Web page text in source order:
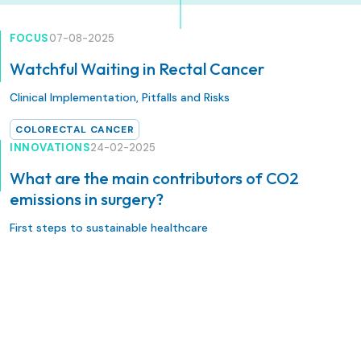
FOCUS07-08-2025
Watchful Waiting in Rectal Cancer
Clinical Implementation, Pitfalls and Risks
COLORECTAL CANCER
INNOVATIONS24-02-2025
What are the main contributors of CO2
emissions in surgery?
First steps to sustainable healthcare